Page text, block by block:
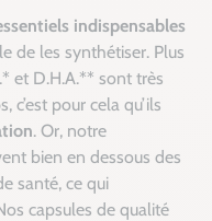
indispensables
de les synthétiser. Plus
et D.H.A.** sont très
pour cela qu’ils
. Or, notre
bien en dessous des
santé, ce qui
capsules de qualité